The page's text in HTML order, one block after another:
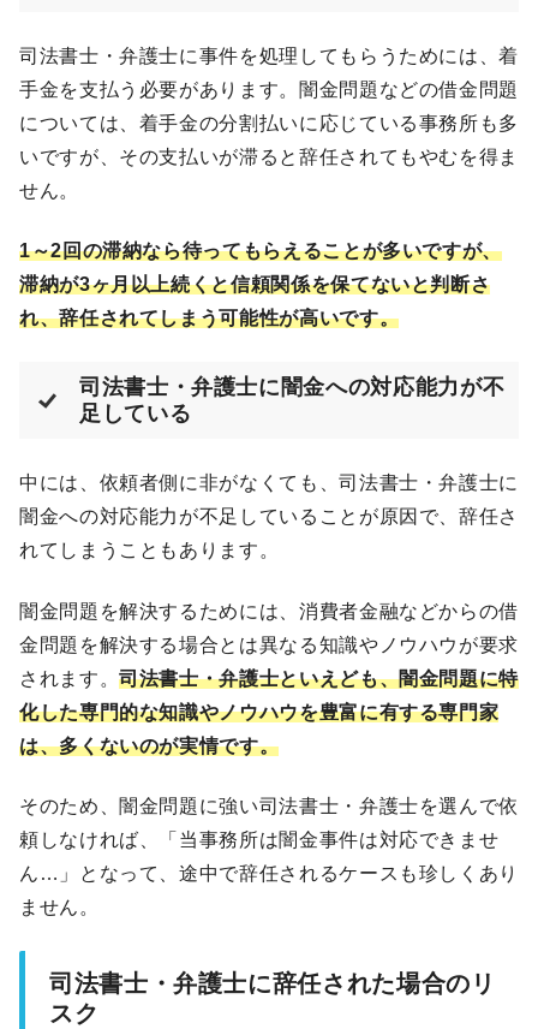
司法書士・弁護士に事件を処理してもらうためには、着
手金を支払う必要があります。闇金問題などの借金問題
については、着手金の分割払いに応じている事務所も多
いですが、その支払いが滞ると辞任されてもやむを得ま
せん。
1～2回の滞納なら待ってもらえることが多いですが、
滞納が3ヶ月以上続くと信頼関係を保てないと判断さ
れ、辞任されてしまう可能性が高いです。
司法書士・弁護士に闇金への対応能力が不
足している
中には、依頼者側に非がなくても、司法書士・弁護士に
闇金への対応能力が不足していることが原因で、辞任さ
れてしまうこともあります。
闇金問題を解決するためには、消費者金融などからの借
金問題を解決する場合とは異なる知識やノウハウが要求
されます。司法書士・弁護士といえども、闇金問題に特
化した専門的な知識やノウハウを豊富に有する専門家
は、多くないのが実情です。
そのため、闇金問題に強い司法書士・弁護士を選んで依
頼しなければ、「当事務所は闇金事件は対応できませ
ん…」となって、途中で辞任されるケースも珍しくあり
ません。
司法書士・弁護士に辞任された場合のリ
スク